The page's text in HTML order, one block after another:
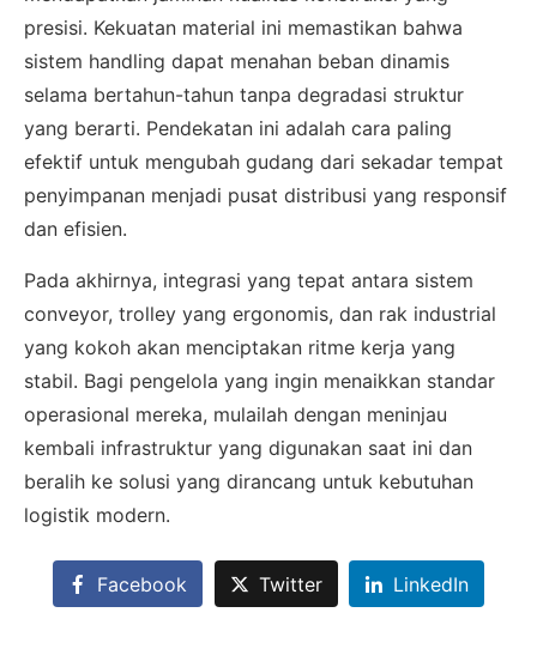
presisi. Kekuatan material ini memastikan bahwa
sistem handling dapat menahan beban dinamis
selama bertahun-tahun tanpa degradasi struktur
yang berarti. Pendekatan ini adalah cara paling
efektif untuk mengubah gudang dari sekadar tempat
penyimpanan menjadi pusat distribusi yang responsif
dan efisien.
Pada akhirnya, integrasi yang tepat antara sistem
conveyor, trolley yang ergonomis, dan rak industrial
yang kokoh akan menciptakan ritme kerja yang
stabil. Bagi pengelola yang ingin menaikkan standar
operasional mereka, mulailah dengan meninjau
kembali infrastruktur yang digunakan saat ini dan
beralih ke solusi yang dirancang untuk kebutuhan
logistik modern.
Facebook Twitter LinkedIn
Admin 2
62811893101
CHAT